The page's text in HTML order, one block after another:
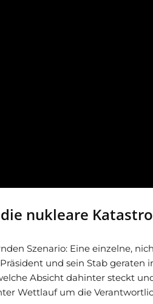
nukleare
Szenario: Eine einzelne,
und sein Stab geraten
Absicht dahinter steckt
Wettlauf um die